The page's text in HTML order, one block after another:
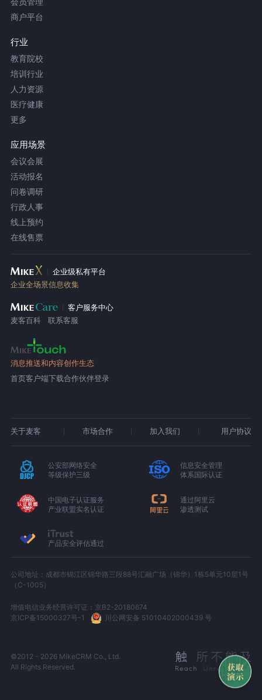
商户平台
行业
教育院校
培训行业
人力资源
医疗健康
更多
应用场景
会议会展
活动报名
问卷调研
行政人事
线上预约
在线售票
企业级私有平台
企业全场景信息收集
客户服务中心
麦客百科
联系客服
消息推送和内容创作生态
首页客户端下载合作伙伴登录
关于麦客 市场合作 加入我们 用户协议
公安部网络安全
等级保护三级
信息安全管理
体系国际认证
中国电子认证服务
产业联盟实名认证
通过阿里云
渗透测试
产品安全评估通过
公司地址：成都市锦江区锦华路三段88号汇融广场（锦华）1栋5单元10层1号
（C-1005）
增值电信业务经营许可证：京B2-20180674
京ICP备15000327号-1
川公网安备 51010402000439 号
©2012 - 2026 MikeCRM Co., Ltd.
All Rights Reserved.